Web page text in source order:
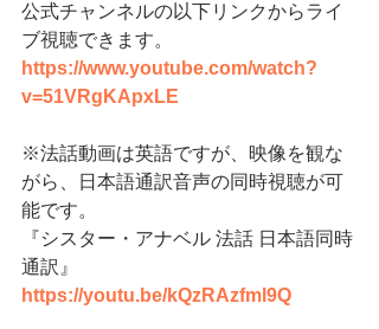
公式チャンネルの以下リンクからライ
ブ視聴できます。
https://www.youtube.com/watch?
v=51VRgKApxLE
※法話動画は英語ですが、映像を観な
がら、日本語通訳音声の同時視聴が可
能です。
『シスター・アナベル 法話 日本語同時
通訳』
https://youtu.be/kQzRAzfml9Q